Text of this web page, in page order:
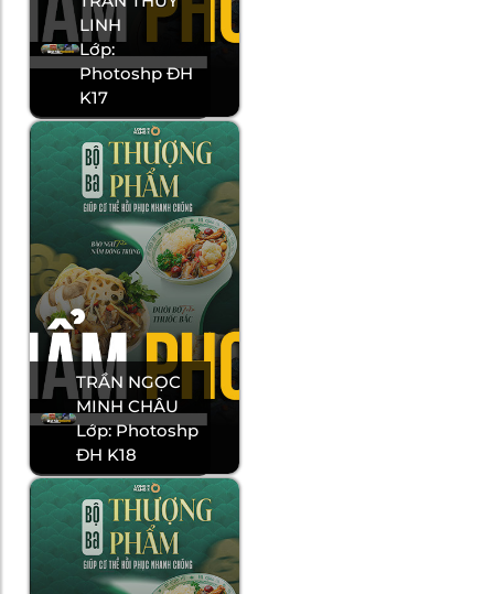
LINH
Lớp:
Photoshp ĐH
K17
TRẦN NGỌC
MINH CHÂU
Lớp: Photoshp
ĐH K18